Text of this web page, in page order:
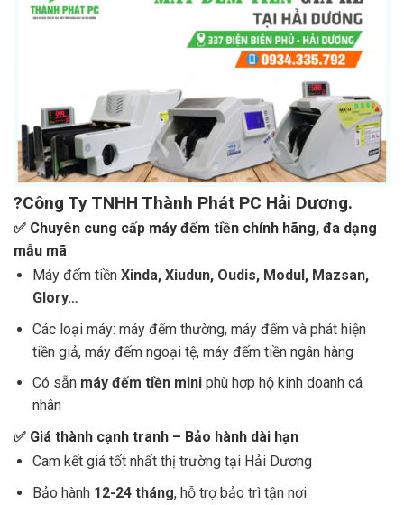
?Công Ty TNHH Thành Phát PC Hải Dương.
✅ Chuyên cung cấp máy đếm tiền chính hãng, đa dạng
mẫu mã
Máy đếm tiền Xinda, Xiudun, Oudis, Modul, Mazsan,
Glory…
Các loại máy: máy đếm thường, máy đếm và phát hiện
tiền giả, máy đếm ngoại tệ, máy đếm tiền ngân hàng
Có sẵn máy đếm tiền miniphù hợp hộ kinh doanh cá
nhân
✅ Giá thành cạnh tranh – Bảo hành dài hạn
Cam kết giá tốt nhất thị trường tại Hải Dương
Bảo hành 12-24 tháng, hỗ trợ bảo trì tận nơi